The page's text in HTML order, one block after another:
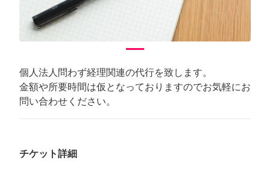
個人法人問わず経理関連の代行を致します。
金額や所要時間は仮となっておりますのでお気軽にお
問い合わせください。
チケット詳細